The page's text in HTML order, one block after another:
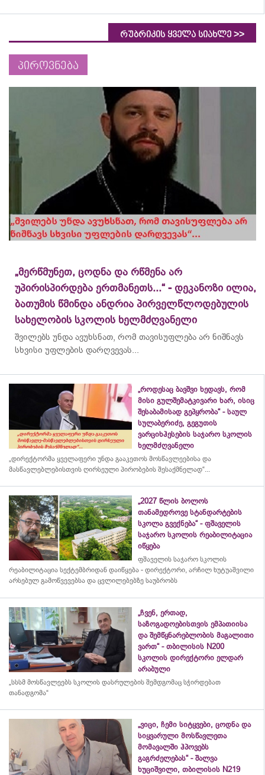
რუბრიკის ყველა სიახლე >>
პიროვნება
„მერწმუნეთ, ცოდნა და რწმენა არ
უპირისპირდება ერთმანეთს...“ - დეკანოზი ილია,
ბათუმის წმინდა ანდრია პირველწლოდებულის
სახელობის სკოლის ხელმძღვანელი
შვილებს უნდა ავუხსნათ, რომ თავისუფლება არ ნიშნავს
სხვისი უფლების დარღვევას...
„როდესაც ბავშვი ხედავს, რომ
მისი გულშემატკივარი ხარ, ისიც
შესაბამისად გეპყრობა“ - საულ
სულაბერიძე, გეგუთის
ვარციხჰესების საჯარო სკოლის
ხელმძღვანელი
„დირექტორმა ყველაფერი უნდა გააკეთოს მოსწავლეებისა და
მასწავლებლებისთვის ღირსეული პირობების შესაქმნელად“...
„2027 წლის ბოლოს
თანამედროვე სტანდარტების
სკოლა გვექნება“ - ფშაველის
საჯარო სკოლის რეაბილიტაცია
იწყება
ფშაველის საჯარო სკოლის
რეაბილიტაცია სექტემბრიდან დაიწყება - დირექტორი, არჩილ ხუტუაშვილი
არსებულ გამოწვევებსა და ცვლილებებზე საუბრობს
„ჩვენ, ერთად,
საზოგადოებისთვის ემპათიისა
და შემწყნარებლობის მაგალითი
ვართ“ - თბილისის N200
სკოლის დირექტორი ელდარ
არაბული
„სსსმ მოსწავლეებს სკოლის დასრულების შემდგომაც სჭირდებათ
თანადგომა“
„ვიცი, ჩემი სიტყვები, ცოდნა და
სიყვარული მოსწავლეთა
მომავალში ჰპოვებს
გაგრძელებას“ - შალვა
ხუციშვილი, თბილისის N219